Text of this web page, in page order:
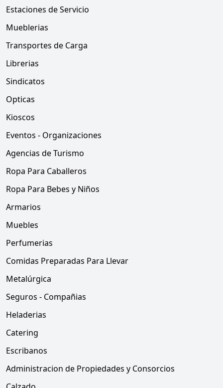
Estaciones de Servicio
Mueblerias
Transportes de Carga
Librerias
Sindicatos
Opticas
Kioscos
Eventos - Organizaciones
Agencias de Turismo
Ropa Para Caballeros
Ropa Para Bebes y Niños
Armarios
Muebles
Perfumerias
Comidas Preparadas Para Llevar
Metalúrgica
Seguros - Compañias
Heladerias
Catering
Escribanos
Administracion de Propiedades y Consorcios